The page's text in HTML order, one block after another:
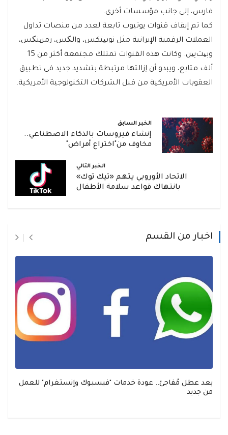
فارس، إلى جانب مؤسسات أخرى.
كما تم إيقاف قنوات يوتيوب تابعة لعدد من منصات تداول
العملات الرقمية الإيرانية مثل نوبیتكس، والکس، رمزینکس،
وبیت‌پین. وكانت هذه القنوات تمتلك مجتمعة أكثر من 15
ألف متابع، ويبدو أن إزالتها مرتبطة بتشديد جديد في تطبيق
العقوبات الأمريكية من قبل الشركات التكنولوجية الأمريكية.
الخبر السابق
إنشاء فيروسات بالذكاء الاصطناعي..
مخاوف من"اختراع أمراض"
الخبر التالي
الاتحاد الأوروبي يتهم «تيك توك»
بانتهاك قواعد سلامة الأطفال
اخبار من القسم
بعد عطل مُفاجئ.. عودة خدمات "فيسبوك وإنستغرام" للعمل
من جديد